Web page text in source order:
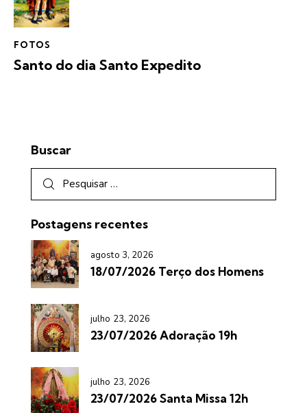
FOTOS
Santo do dia Santo Expedito
Buscar
Postagens recentes
agosto 3, 2026
18/07/2026 Terço dos Homens
julho 23, 2026
23/07/2026 Adoração 19h
julho 23, 2026
23/07/2026 Santa Missa 12h